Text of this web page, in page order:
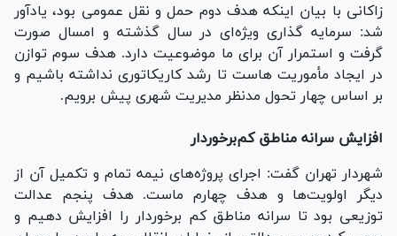
زاکانی با بیان اینکه هدف دوم حمل و نقل عمومی بود، یادآور
شد: سرمایه گذاری ویژه‌ای در سال گذشته و امسال صورت
گرفت و استمرار آن برای ما موضوعیت دارد. هدف سوم توازن
در ایجاد مأموریت هاست تا رشد کاریکاتوری نداشته باشیم و
بر اساس چهار تحول مدنظر مدیریت شهری پیش برویم.
افزایش سرانه مناطق کم‌برخوردار
شهردار تهران گفت: اجرای پروژه‌های نیمه تمام و تکمیل آن از
دیگر اولویت‌ها و هدف چهارم ماست. هدف پنجم عدالت
توزیعی بود تا سرانه مناطق کم برخوردار را افزایش دهیم و